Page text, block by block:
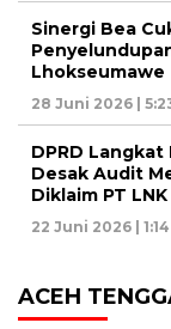
Sinergi Bea
Lhokseumawe
28 Juni 2026 |
DPRD
Desak Audit
Diklaim PT LNK
22 Juni 2026 |
ACEH